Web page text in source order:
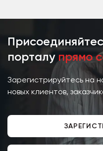
порталу прямо
Зарегистрируйтесь на
новых клиентов,